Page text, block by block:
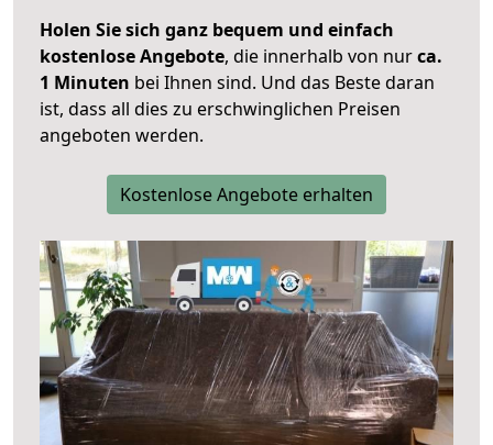
Holen Sie sich ganz bequem und einfach
kostenlose Angebote, die innerhalb von nurca.
1 Minuten bei Ihnen sind. Und das Beste daran
ist, dass all dies zu erschwinglichen Preisen
angeboten werden.
Kostenlose Angebote erhalten